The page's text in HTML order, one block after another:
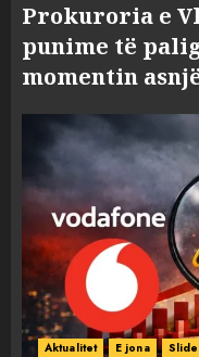
Prokuroria e
punime të
momentin
Aktualitet E jona